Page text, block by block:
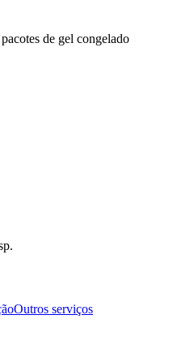
de gel congelado
Outros serviços